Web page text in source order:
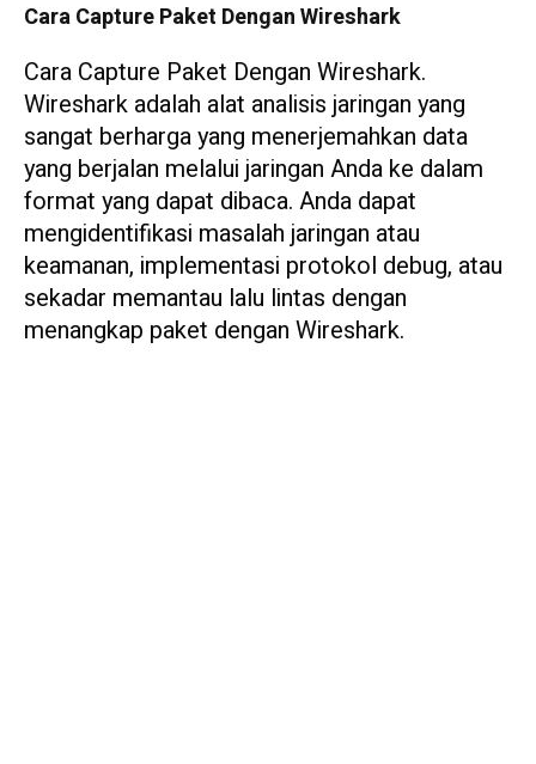
Cara Capture Paket Dengan Wireshark
Cara Capture Paket Dengan Wireshark.
Wireshark adalah alat analisis jaringan yang
sangat berharga yang menerjemahkan data
yang berjalan melalui jaringan Anda ke dalam
format yang dapat dibaca. Anda dapat
mengidentifikasi masalah jaringan atau
keamanan, implementasi protokol debug, atau
sekadar memantau lalu lintas dengan
menangkap paket dengan Wireshark.